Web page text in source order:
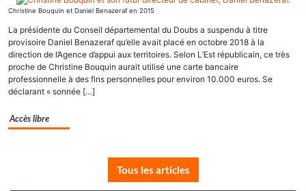
Christine Bouquin et Daniel Benazeraf en 2015
La présidente du Conseil départemental du Doubs a suspendu à titre
provisoire Daniel Benazeraf qu’elle avait placé en octobre 2018 à la
direction de l’Agence d’appui aux territoires. Selon L’Est républicain, ce très
proche de Christine Bouquin aurait utilisé une carte bancaire
professionnelle à des fins personnelles pour environ 10.000 euros. Se
déclarant « sonnée […]
Accès libre
Tous les articles